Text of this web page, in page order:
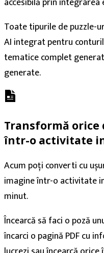
Toate tipurile de puzzle-
AI integrat pentru
tematice complet
generate.
Transformă
într-o activitate
Acum poți converti cu
imagine într-o activitate
minut.
Încearcă să faci o poză
încarci o pagină PDF cu